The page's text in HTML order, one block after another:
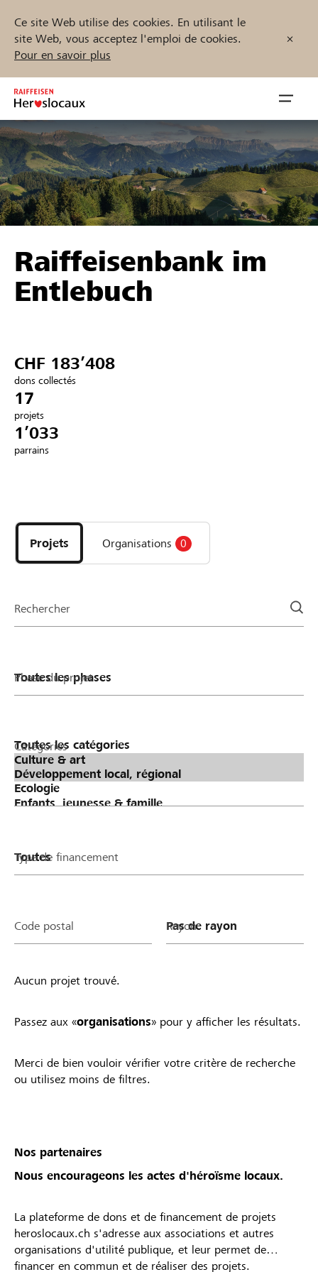
Ce site Web utilise des cookies. En utilisant le
site Web, vous acceptez l'emploi de cookies.
Pour en savoir plus
Inhalt
springen
öffnen
Parrainer
Soutien & assistance
Se connecter
Trouvez des projets et des organisations
Démarrez maintenant
DE FR IT
Raiffeisenbank im
Entlebuch
CHF 183’408
dons collectés
17
projets
1’033
parrains
les
projets
et
la
Projets Organisations 0
Rechercher
Phase du projet
Catégories
Type de financement
Code postal Rayon
Aucun projet trouvé.
Passez aux «organisations» pour y afficher les résultats.
Merci de bien vouloir vérifier votre critère de recherche
ou utilisez moins de filtres.
Nos partenaires
Nous encourageons les actes d'héroïsme locaux.
La plateforme de dons et de financement de projets
heroslocaux.ch s'adresse aux associations et autres
organisations d'utilité publique, et leur permet de
financer en commun et de réaliser des projets.